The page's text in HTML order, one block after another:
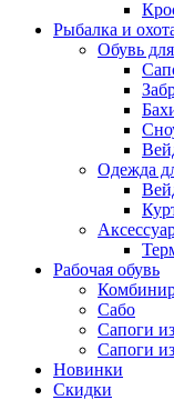
Рыбалка и
Обувь
Одежда
Рабочая обувь
Сабо
Сапоги
Сапоги
Новинки
Скидки